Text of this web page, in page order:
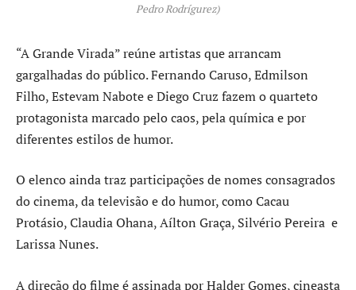
Pedro Rodrígurez)
“A Grande Virada” reúne artistas que arrancam
gargalhadas do público. Fernando Caruso, Edmilson
Filho, Estevam Nabote e Diego Cruz fazem o quarteto
protagonista marcado pelo caos, pela química e por
diferentes estilos de humor.
O elenco ainda traz participações de nomes consagrados
do cinema, da televisão e do humor, como Cacau
Protásio, Claudia Ohana, Aílton Graça, Silvério Pereira e
Larissa Nunes.
A direção do filme é assinada por Halder Gomes, cineasta